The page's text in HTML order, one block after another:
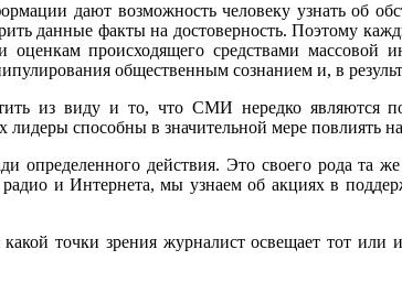
дают возможность человеку узнать об
данные факты на достоверность. Поэтому
происходящего средствами
общественным сознанием и, в
из виду и то, что СМИ нередко являются
способны в значительной мере повлиять на
действия. Это своего рода та
и Интернета, мы узнаем об акциях в
точки зрения журналист освещает тот